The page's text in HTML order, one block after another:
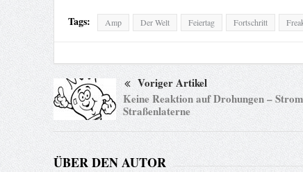
Tags: Amp Der Welt Feiertag Fortschritt
Voriger Artikel
Keine Reaktion auf Drohungen –
Straßenlaterne
ÜBER DEN AUTOR